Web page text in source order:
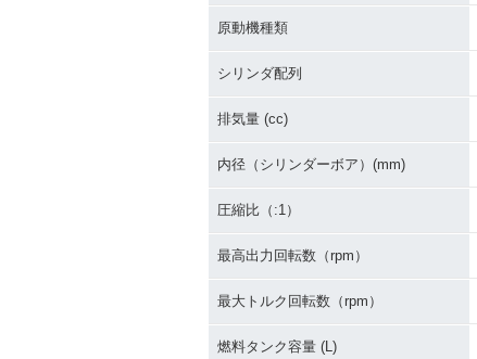
原動機種類
シリンダ配列
排気量 (cc)
内径（シリンダーボア）(mm)
圧縮比（:1）
最高出力回転数（rpm）
最大トルク回転数（rpm）
燃料タンク容量 (L)